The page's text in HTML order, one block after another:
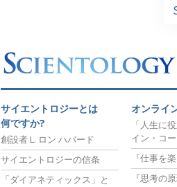
サイエントロジーとは
何ですか?
創設者 L. ロン ハバード
サイエントロジーの信条
「ダイアネティックス」と
オンライ
「人生に
イン・コ
『仕事を
『思考の原